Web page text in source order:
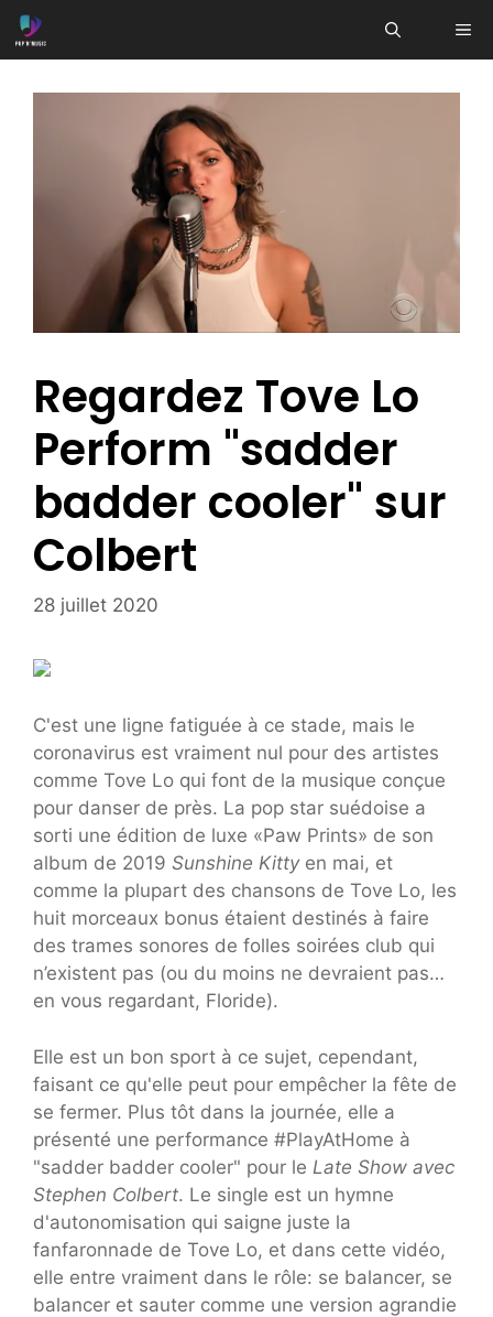
Aller
au
Regardez Tove Lo
Perform "sadder
badder cooler" sur
Colbert
28 juillet 2020
C'est une ligne fatiguée à ce stade, mais le
coronavirus est vraiment nul pour des artistes
comme Tove Lo qui font de la musique conçue
pour danser de près. La pop star suédoise a
sorti une édition de luxe «Paw Prints» de son
album de 2019 Sunshine Kittyen mai, et
comme la plupart des chansons de Tove Lo, les
huit morceaux bonus étaient destinés à faire
des trames sonores de folles soirées club qui
n’existent pas (ou du moins ne devraient pas…
en vous regardant, Floride).
Elle est un bon sport à ce sujet, cependant,
faisant ce qu'elle peut pour empêcher la fête de
se fermer. Plus tôt dans la journée, elle a
présenté une performance #PlayAtHome à
"sadder badder cooler" pour le Late Show avec
Stephen Colbert. Le single est un hymne
d'autonomisation qui saigne juste la
fanfaronnade de Tove Lo, et dans cette vidéo,
elle entre vraiment dans le rôle: se balancer, se
balancer et sauter comme une version agrandie